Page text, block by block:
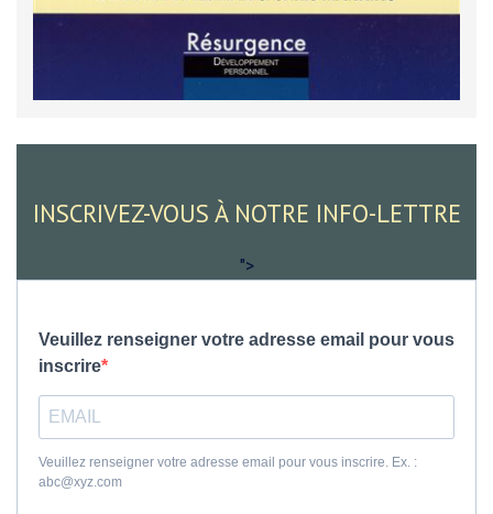
INSCRIVEZ-VOUS À NOTRE INFO-LETTRE
">
Veuillez renseigner votre adresse email pour vous
inscrire
Veuillez renseigner votre adresse email pour vous inscrire. Ex. :
abc@xyz.com